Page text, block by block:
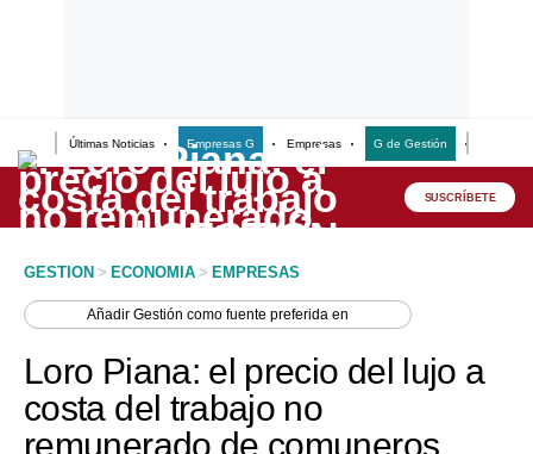
Últimas Noticias Empresas G Empresas G de Gestión
Lo último
Peru Quiosco
Economía
Mercados
SUSCRÍBETE
GESTION > ECONOMIA > EMPRESAS
AñadirGestión como fuente preferida en
Loro Piana: el precio del lujo a
costa del trabajo no
remunerado de comuneros